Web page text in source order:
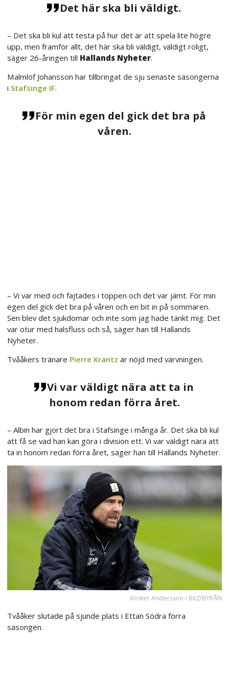
Det här ska bli väldigt.
– Det ska bli kul att testa på hur det är att spela lite högre
upp, men framför allt, det här ska bli väldigt, väldigt roligt,
säger 26-åringen till Hallands Nyheter.
Malmlöf Johansson har tillbringat de sju senaste säsongerna
i Stafsinge IF.
För min egen del gick det bra på
våren.
– Vi var med och fajtades i toppen och det var jämt. För min
egen del gick det bra på våren och en bit in på sommaren.
Sen blev det sjukdomar och inte som jag hade tänkt mig. Det
var otur med halsfluss och så, säger han till Hallands
Nyheter.
Tvååkers tränare Pierre Krantz är nöjd med värvningen.
Vi var väldigt nära att ta in
honom redan förra året.
– Albin har gjort det bra i Stafsinge i många år. Det ska bli kul
att få se vad han kan göra i division ett. Vi var väldigt nära att
ta in honom redan förra året, säger han till Hallands Nyheter.
Krister Andersson / BILDBYRÅN
Tvååker slutade på sjunde plats i Ettan Södra förra
säsongen.